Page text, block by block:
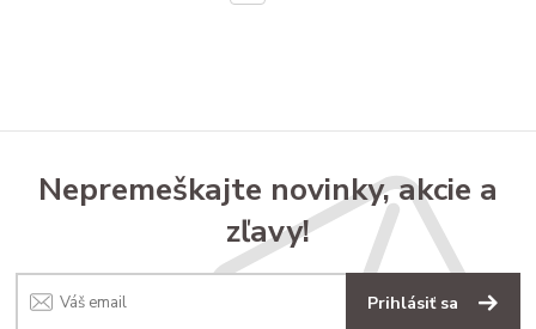
Nepremeškajte novinky, akcie a
zľavy!
Prihlásiť sa